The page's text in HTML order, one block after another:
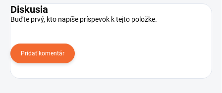
Diskusia
Buďte prvý, kto napíše príspevok k tejto položke.
Pridať komentár